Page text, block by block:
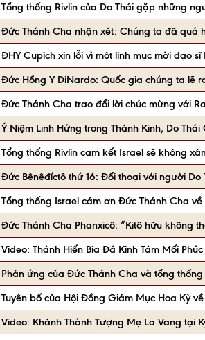
Tổng thống Rivlin của Do Thái gặp những
Đức Thánh Cha nhận xét: Chúng ta đã quá
ĐHY Cupich xin lỗi vì một linh mục mời đạo
Đức Hồng Y DiNardo: Quốc gia chúng ta lẽ
Đức Thánh Cha trao đổi lời chúc mừng với
Ý Niệm Linh Hứng trong Thánh Kinh, Do Thái
Tổng thống Rivlin cam kết Israel sẽ không
Đức Bênêđíctô thứ 16: Đối thoại với người
Tổng thống Israel cám ơn Đức Thánh Cha
Đức Thánh Cha Phanxicô: “Kitô hữu không
Video: Thánh Hiến Bia Đá Kinh Tám Mối
Phản ứng của Đức Thánh Cha và tổng
Tuyên bố của Hội Đồng Giám Mục Hoa Kỳ
Video: Khánh Thành Tượng Mẹ La Vang tại